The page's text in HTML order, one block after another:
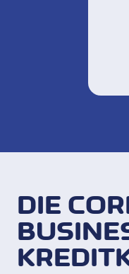
DIE